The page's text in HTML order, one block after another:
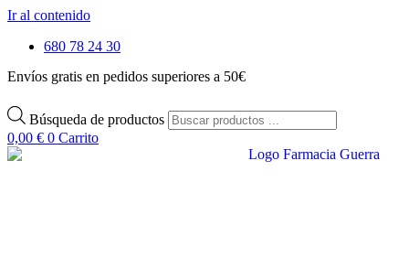
Ir al contenido
680 78 24 30
Envíos gratis en pedidos superiores a 50€
Búsqueda de productos
0,00 € 0 Carrito